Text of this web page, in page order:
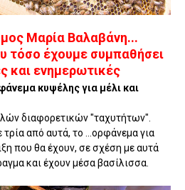
Μαρία Βαλαβάνη...
τόσο έχουμε συμπαθήσει
και ενημερωτικές
κυψέλης για μέλι και
διαφορετικών "ταχυτήτων".
από αυτά, το ...ορφάνεμα για
που θα έχουν, σε σχέση με αυτά
και έχουν μέσα βασίλισσα.